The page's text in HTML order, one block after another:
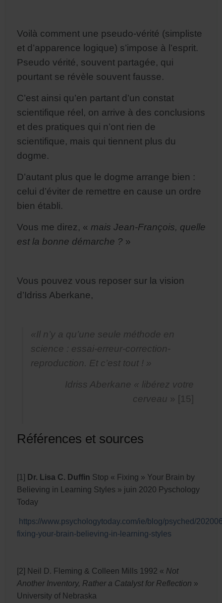
Voilà comment une pseudo-vérité (simpliste
et d’apparence logique) s’impose à l’esprit.
Pseudo vérité, souvent partagée, qui
pourtant se révèle souvent fausse.
C’est ainsi qu’en partant d’un constat
scientifique réel, on arrive à des conclusions
et des pratiques qui n’ont rien de
scientifique, mais qui tiennent plus du
dogme.
D’autant plus que le dogme arrange bien :
celui d’éviter de remettre en cause un ordre
bien établi.
Vous me direz, « mais Jean-François, quelle
est la bonne démarche ? »
Vous pouvez vous reposer sur la vision
d’Idriss Aberkane,
«Il n’y a qu’une seule méthode en
science : essai-erreur-correction-
reproduction. Et c’est tout ! »
Idriss Aberkane « libérez votre
cerveau » [15]
Références et sources
[1] Dr. Lisa C. Duffin Stop « Fixing » Your Brain by
Believing in Learning Styles » juin 2020 Pyschology
Today
https://www.psychologytoday.com/ie/blog/psyched/
fixing-your-brain-believing-in-learning-styles
[2] Neil D. Fleming & Colleen Mills 1992 « Not
Another Inventory, Rather a Catalyst for Reflection »
University of Nebraska